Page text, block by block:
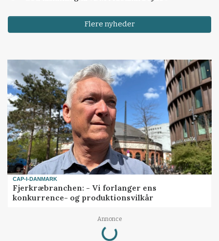
Flere nyheder
CAP-I-DANMARK
Fjerkræbranchen: - Vi forlanger ens
konkurrence- og produktionsvilkår
Annonce
Loading...